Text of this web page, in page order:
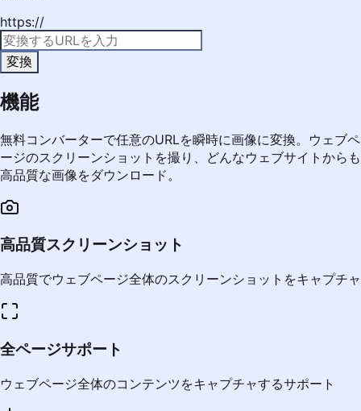
https://
変換
機能
無料コンバーターで任意のURLを瞬時に画像に変換。ウェブペ
ージのスクリーンショットを撮り、どんなウェブサイトからも
高品質な画像をダウンロード。
高品質スクリーンショット
高品質でウェブページ全体のスクリーンショットをキャプチャ
全ページサポート
ウェブページ全体のコンテンツをキャプチャするサポート